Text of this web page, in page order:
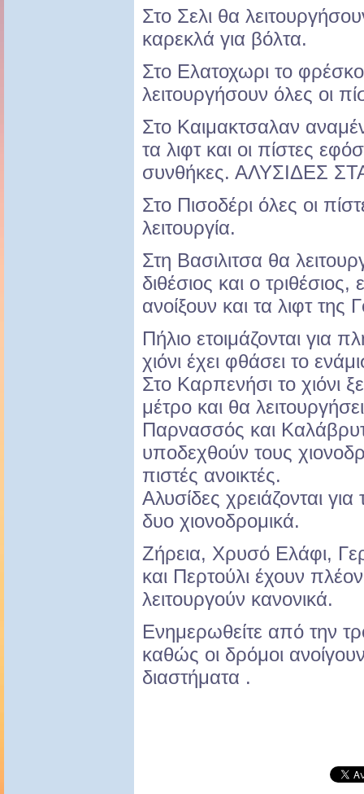
Στο Σελι θα
καρεκλά για βόλτα.
Στο Ελατοχωρι το φρέσκο
λειτουργήσουν όλες οι
Στο Καιμακτσαλαν
τα λιφτ και οι πίστες
συνθήκες. ΑΛΥΣΙΔΕΣ
Στο Πισοδέρι όλες οι
λειτουργία.
Στη Βασιλιτσα θα
διθέσιος και ο
ανοίξουν και τα λιφτ της
Πήλιο ετοιμάζονται για
χιόνι έχει φθάσει το
Στο Καρπενήσι το χιόνι
μέτρο και θα
Παρνασσός και
υποδεχθούν τους
πιστές ανοικτές.
Αλυσίδες χρειάζονται
δυο χιονοδρομικά.
Ζήρεια, Χρυσό Ελάφι,
και Περτούλι έχουν πλέον
λειτουργούν κανονικά.
Ενημερωθείτε από την
καθώς οι δρόμοι
διαστήματα .